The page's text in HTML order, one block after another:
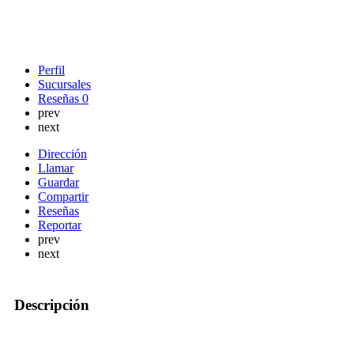
Perfil
Sucursales
Reseñas 0
prev
next
Dirección
Llamar
Guardar
Compartir
Reseñas
Reportar
prev
next
Descripción